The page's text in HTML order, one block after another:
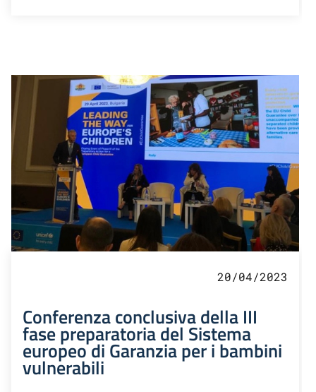
20/04/2023
Conferenza conclusiva della III
fase preparatoria del Sistema
europeo di Garanzia per i bambini
vulnerabili